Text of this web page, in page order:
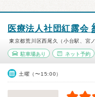
医療法人社団紅露会
東京都荒川区西尾久（小台駅、宮
駐車場あり ネット予約
土曜（〜15:00）